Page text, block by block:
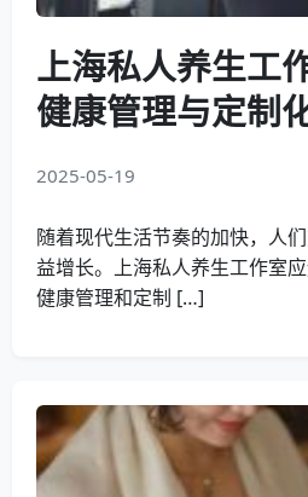
上海私人养生工
健康管理与定制
2025-05-19
随着现代生活节奏的加快，人
益增长。上海私人养生工作室
健康管理和定制 […]